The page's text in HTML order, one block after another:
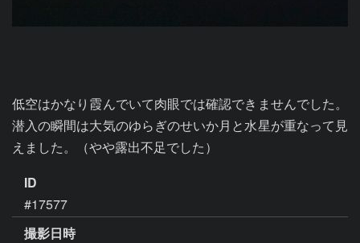
低空はかなり霞んでいて肉眼では確認できませんでした。
潜入の瞬間は大気のゆらぎのせいか月と水星が重なって見
えました。（やや露出不足でした）
ID
#17577
撮影日時